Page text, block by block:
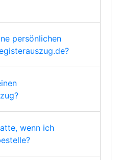
persönlichen
wenn ich